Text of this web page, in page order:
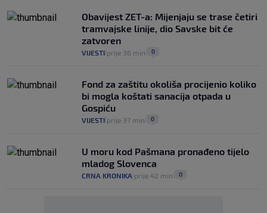
Obavijest ZET-a: Mijenjaju se trase četiri
tramvajske linije, dio Savske bit će
zatvoren
VIJESTI prije 36 min 0
Fond za zaštitu okoliša procijenio koliko
bi mogla koštati sanacija otpada u
Gospiću
VIJESTI prije 37 min 0
U moru kod Pašmana pronađeno tijelo
mladog Slovenca
CRNA KRONIKA prije 42 min 0